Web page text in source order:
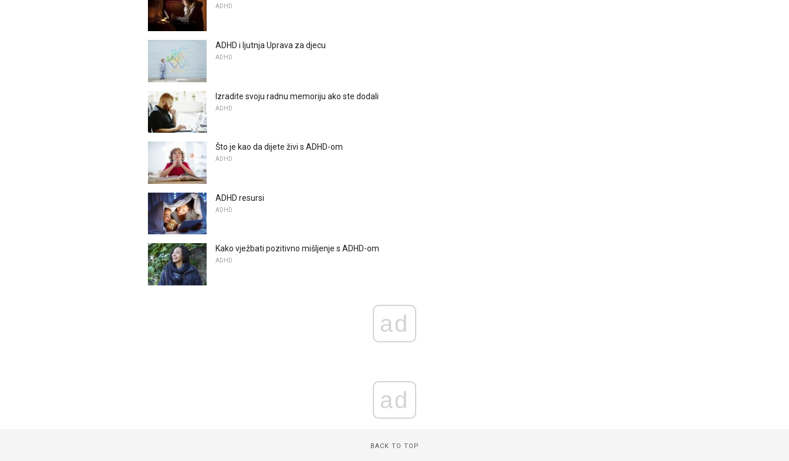
ADHD
ADHD i ljutnja Uprava za djecu
ADHD
Izradite svoju radnu memoriju ako ste dodali
ADHD
Što je kao da dijete živi s ADHD-om
ADHD
ADHD resursi
ADHD
Kako vježbati pozitivno mišljenje s ADHD-om
ADHD
ad
ad
BACK TO TOP